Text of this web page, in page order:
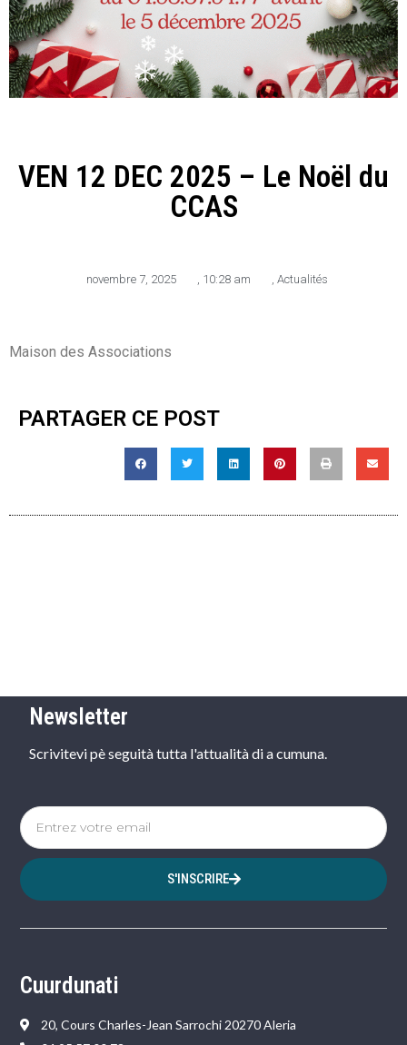
VEN 12 DEC 2025 – Le Noël du
CCAS
novembre 7, 2025 , 10:28 am , Actualités
Maison des Associations
PARTAGER CE POST
Newsletter
Scrivitevi pè seguità tutta l'attualità di a cumuna.
S'INSCRIRE
Cuurdunati
20, Cours Charles-Jean Sarrochi 20270 Aleria